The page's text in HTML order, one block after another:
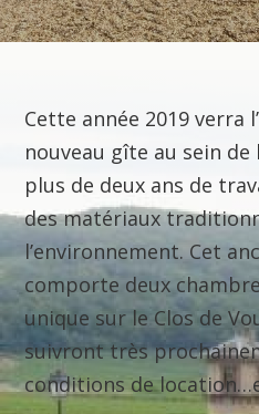
Cette année 2019 verra
nouveau gîte au sein
plus de deux ans de
des matériaux
l’environnement. Cet
comporte deux
unique sur le Clos de
suivront très
conditions de